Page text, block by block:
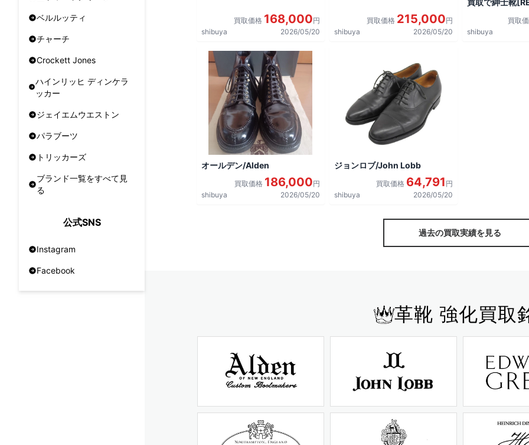
ベルルッティ
チャーチ
Crockett Jones
ハインリッヒ ディンケラ
ッカー
ジェイエムウエストン
パラブーツ
トリッカーズ
ブランド一覧をすべて見
る
公式SNS
Instagram
Facebook
買取価格 168,000円
shibuya
2026/05/20
買取価格 215,000円
shibuya
2026/05/20
買取で紳士靴
買取
shibuya
オールデン/Alden
買取価格 186,000円
shibuya
2026/05/20
ジョンロブ/John Lobb
買取価格 64,791 円
shibuya
2026/05/20
過去の買取実績を見る
革靴 強化買取